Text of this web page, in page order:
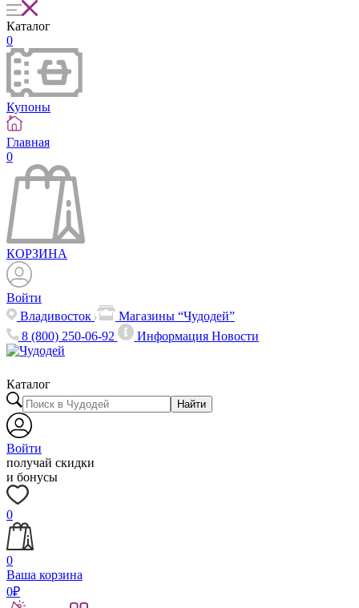
Каталог
0
Купоны
Главная
0
КОРЗИНА
Войти
Владивосток
Магазины “Чудодей”
8 (800) 250-06-92
ИнформацияНовости
Каталог
Найти
Войти
получай скидки
и бонусы
0
0
Ваша корзина
0₽